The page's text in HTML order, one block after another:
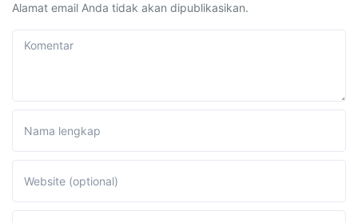
Alamat email Anda tidak akan dipublikasikan.
Komentar
Nama lengkap
Website (optional)